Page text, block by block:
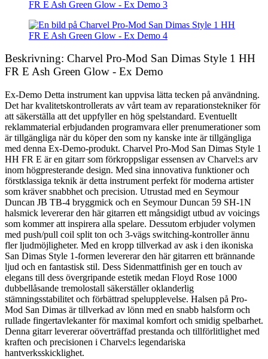
Beskrivning: Charvel Pro-Mod San Dimas Style 1 HH
FR E Ash Green Glow - Ex Demo
Ex-Demo Detta instrument kan uppvisa lätta tecken på användning.
Det har kvalitetskontrollerats av vårt team av reparationstekniker för
att säkerställa att det uppfyller en hög spelstandard. Eventuellt
reklammaterial erbjudanden programvara eller prenumerationer som
är tillgängliga när du köper den som ny kanske inte är tillgängliga
med denna Ex-Demo-produkt. Charvel Pro-Mod San Dimas Style 1
HH FR E är en gitarr som förkroppsligar essensen av Charvel:s arv
inom högpresterande design. Med sina innovativa funktioner och
förstklassiga teknik är detta instrument perfekt för moderna artister
som kräver snabbhet och precision. Utrustad med en Seymour
Duncan JB TB-4 bryggmick och en Seymour Duncan 59 SH-1N
halsmick levererar den här gitarren ett mångsidigt utbud av voicings
som kommer att inspirera alla spelare. Dessutom erbjuder volymen
med push/pull coil split ton och 3-vägs switching-kontroller ännu
fler ljudmöjligheter. Med en kropp tillverkad av ask i den ikoniska
San Dimas Style 1-formen levererar den här gitarren ett brännande
ljud och en fantastisk stil. Dess Sidenmattfinish ger en touch av
elegans till dess övergripande estetik medan Floyd Rose 1000
dubbellåsande tremolostall säkerställer oklanderlig
stämningsstabilitet och förbättrad spelupplevelse. Halsen på Pro-
Mod San Dimas är tillverkad av lönn med en snabb halsform och
rullade fingertavlekanter för maximal komfort och smidig spelbarhet.
Denna gitarr levererar oöverträffad prestanda och tillförlitlighet med
kraften och precisionen i Charvel:s legendariska
hantverksskicklighet.